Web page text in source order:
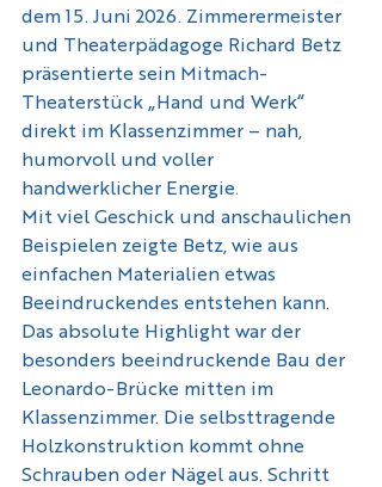
dem 15. Juni 2026. Zimmerermeister
und Theaterpädagoge Richard Betz
präsentierte sein Mitmach-
Theaterstück „Hand und Werk“
direkt im Klassenzimmer – nah,
humorvoll und voller
handwerklicher Energie.
Mit viel Geschick und anschaulichen
Beispielen zeigte Betz, wie aus
einfachen Materialien etwas
Beeindruckendes entstehen kann.
Das absolute Highlight war der
besonders beeindruckende Bau der
Leonardo-Brücke mitten im
Klassenzimmer. Die selbsttragende
Holzkonstruktion kommt ohne
Schrauben oder Nägel aus. Schritt